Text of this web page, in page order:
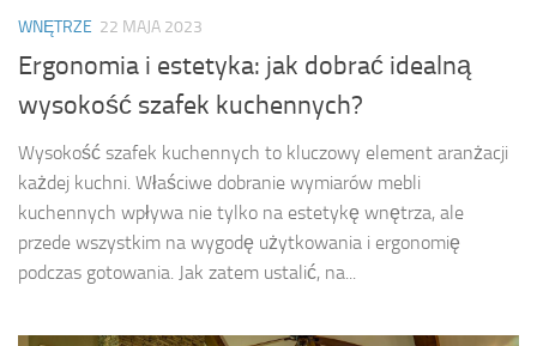
WNĘTRZE 22 MAJA 2023
Ergonomia i estetyka: jak dobrać idealną
wysokość szafek kuchennych?
Wysokość szafek kuchennych to kluczowy element aranżacji
każdej kuchni. Właściwe dobranie wymiarów mebli
kuchennych wpływa nie tylko na estetykę wnętrza, ale
przede wszystkim na wygodę użytkowania i ergonomię
podczas gotowania. Jak zatem ustalić, na...